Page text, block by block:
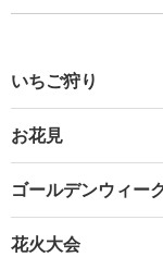
いちご狩り
お花見
ゴールデンウィー
花火大会